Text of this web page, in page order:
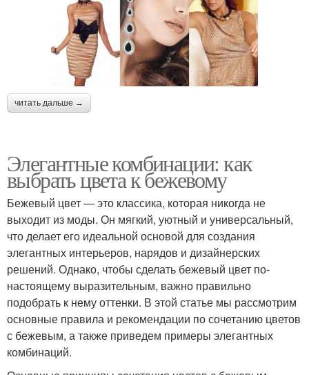
читать дальше →
Элегантные комбинации: как
выбрать цвета к бежевому
Бежевый цвет — это классика, которая никогда не
выходит из моды. Он мягкий, уютный и универсальный,
что делает его идеальной основой для создания
элегантных интерьеров, нарядов и дизайнерских
решений. Однако, чтобы сделать бежевый цвет по-
настоящему выразительным, важно правильно
подобрать к нему оттенки. В этой статье мы рассмотрим
основные правила и рекомендации по сочетанию цветов
с бежевым, а также приведем примеры элегантных
комбинаций.